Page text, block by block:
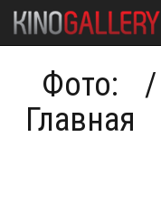
Фото:
Главная
/